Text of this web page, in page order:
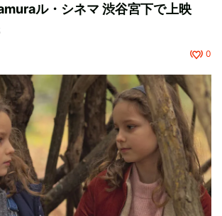
ル・シネマ 渋谷宮下で上映
0